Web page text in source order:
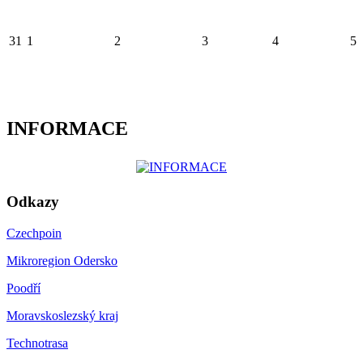
31 1 2 3 4 5
INFORMACE
Odkazy
Czechpoin
Mikroregion Odersko
Poodří
Moravskoslezský kraj
Technotrasa